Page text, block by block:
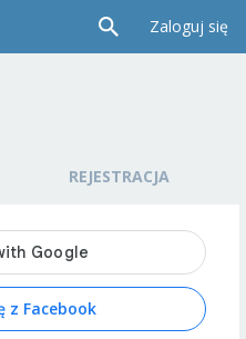
Zaloguj się
REJESTRACJA
z Facebook